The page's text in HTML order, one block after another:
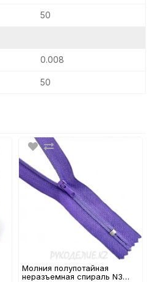
50
0.008
50
Молния полупотайная
неразъемная спираль N3